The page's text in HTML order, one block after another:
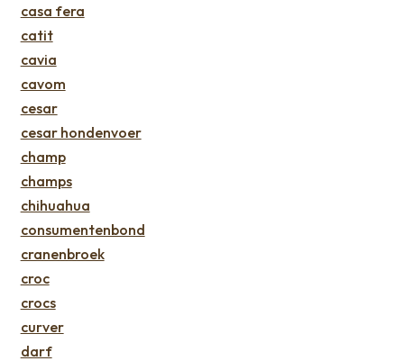
casa fera
catit
cavia
cavom
cesar
cesar hondenvoer
champ
champs
chihuahua
consumentenbond
cranenbroek
croc
crocs
curver
darf